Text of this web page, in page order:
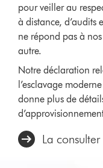
pour veiller au
à distance, d’audits
ne répond pas à
autre.
Notre déclaration
l’esclavage
donne plus de
La